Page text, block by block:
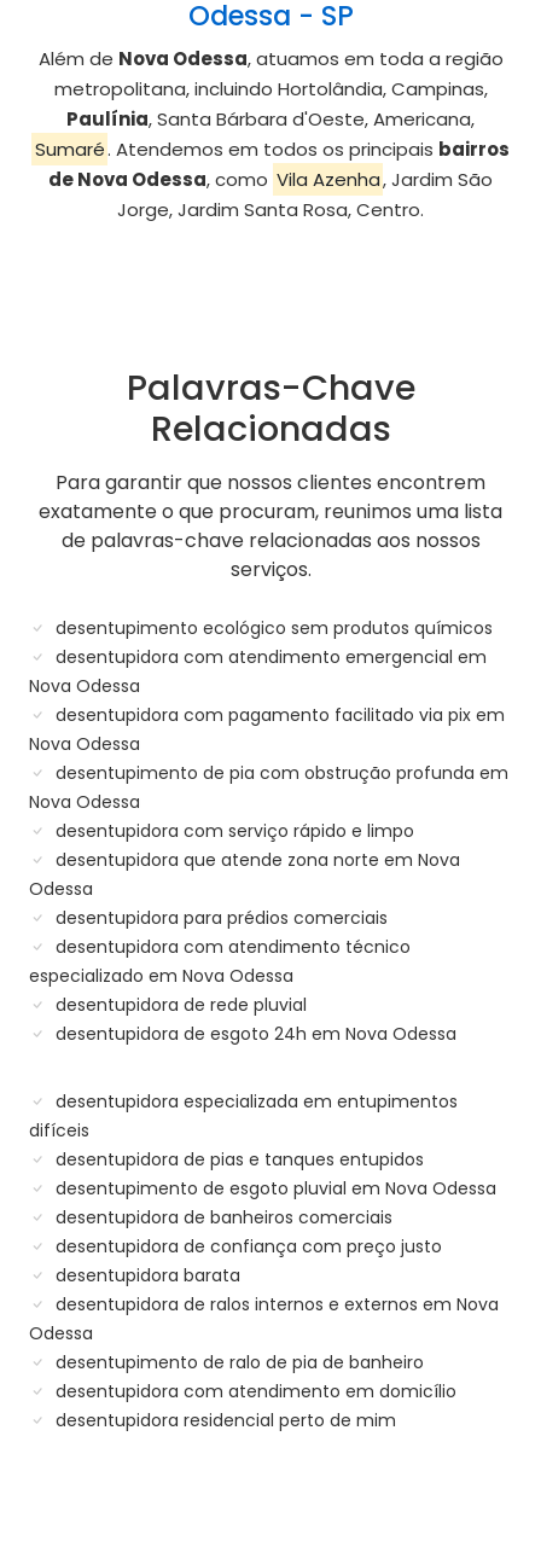
Odessa - SP
Além de Nova Odessa, atuamos em toda a região
metropolitana, incluindo Hortolândia, Campinas,
Paulínia, Santa Bárbara d'Oeste, Americana,
Sumaré. Atendemos em todos os principais bairros
de Nova Odessa, como Vila Azenha, Jardim São
Jorge, Jardim Santa Rosa, Centro.
Palavras-Chave
Relacionadas
Para garantir que nossos clientes encontrem
exatamente o que procuram, reunimos uma lista
de palavras-chave relacionadas aos nossos
serviços.
desentupimento ecológico sem produtos químicos
desentupidora com atendimento emergencial em
Nova Odessa
desentupidora com pagamento facilitado via pix em
Nova Odessa
desentupimento de pia com obstrução profunda em
Nova Odessa
desentupidora com serviço rápido e limpo
desentupidora que atende zona norte em Nova
Odessa
desentupidora para prédios comerciais
desentupidora com atendimento técnico
especializado em Nova Odessa
desentupidora de rede pluvial
desentupidora de esgoto 24h em Nova Odessa
desentupidora especializada em entupimentos
difíceis
desentupidora de pias e tanques entupidos
desentupimento de esgoto pluvial em Nova Odessa
desentupidora de banheiros comerciais
desentupidora de confiança com preço justo
desentupidora barata
desentupidora de ralos internos e externos em Nova
Odessa
desentupimento de ralo de pia de banheiro
desentupidora com atendimento em domicílio
desentupidora residencial perto de mim